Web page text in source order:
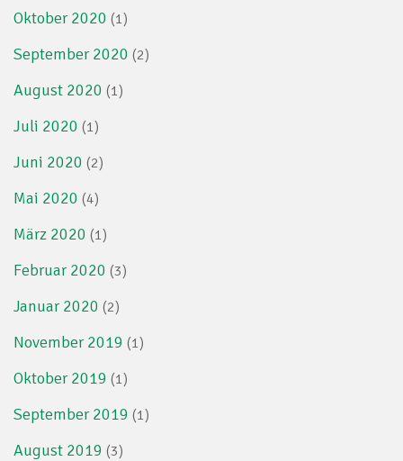
Oktober 2020 (1)
September 2020 (2)
August 2020 (1)
Juli 2020 (1)
Juni 2020 (2)
Mai 2020 (4)
März 2020 (1)
Februar 2020 (3)
Januar 2020 (2)
November 2019 (1)
Oktober 2019 (1)
September 2019 (1)
August 2019 (3)